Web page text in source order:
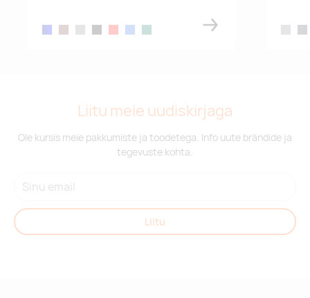
Liitu meie uudiskirjaga
Ole kursis meie pakkumiste ja toodetega. Info uute brändide ja
tegevuste kohta.
Liitu